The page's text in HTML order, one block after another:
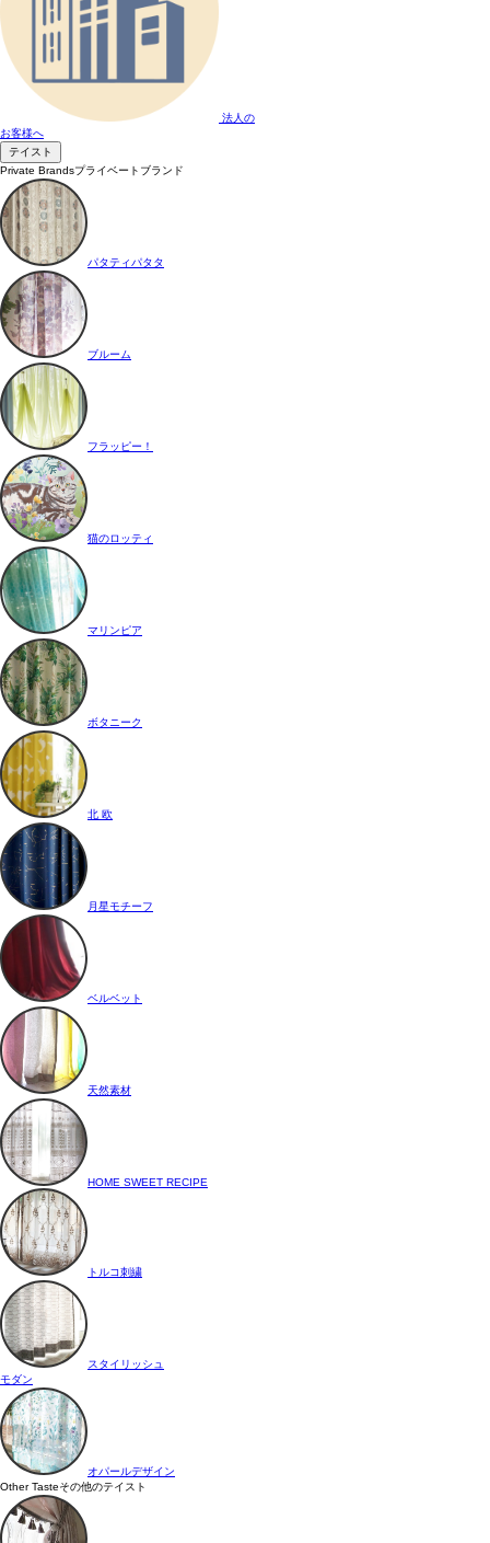
法人の
お客様へ
テイスト
Private Brandsプライベートブランド
パタティパタタ
ブルーム
フラッピー！
猫のロッティ
マリンピア
ボタニーク
北 欧
月星モチーフ
ベルベット
天然素材
HOME SWEET RECIPE
トルコ刺繍
スタイリッシュ
モダン
オパールデザイン
Other Tasteその他のテイスト